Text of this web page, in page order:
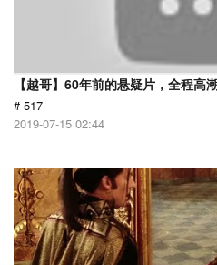
【越哥】60年前的悬疑片，全程高
# 517
2019-07-15 02:44